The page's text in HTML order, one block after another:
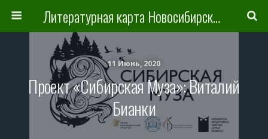
Литературная карта Новосибирска и Новосибирской области
11 Июнь, 2020
Проект «Сибирская Муза»: Виталий
Бианки